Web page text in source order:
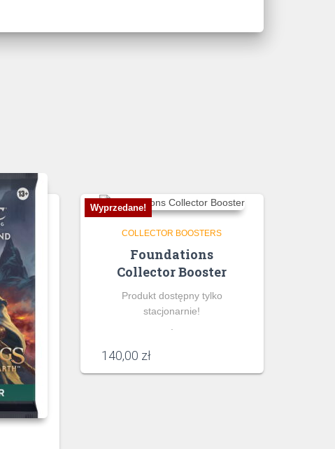
Wyprzedane!
COLLECTOR BOOSTERS
Foundations
Collector Booster
Produkt dostępny tylko
stacjonarnie!
140,00 zł